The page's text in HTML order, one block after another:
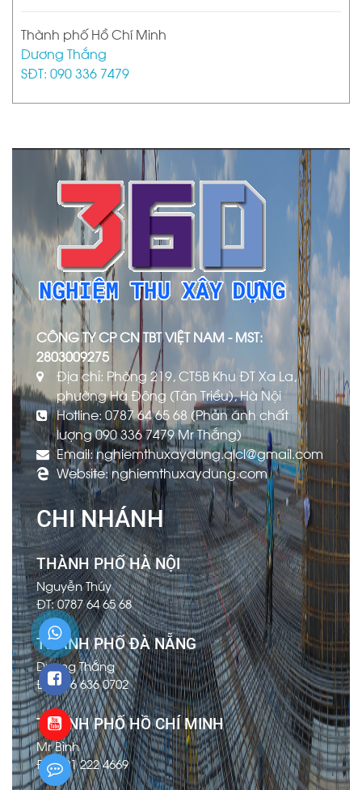
Thành phố Hồ Chí Minh
Dương Thắng
SĐT: 090 336 7479
CÔNG TY CP CN TBT VIỆT NAM - MST:
2803009275
Địa chỉ: Phòng 219, CT5B Khu ĐT Xa La,
phường Hà Đông (Tân Triều), Hà Nội
Hotline: 0787 64 65 68 (Phản ánh chất
lượng 090 336 7479 Mr Thắng)
Email: nghiemthuxaydung.qlcl@gmail.com
Website: nghiemthuxaydung.com
CHI NHÁNH
THÀNH PHỐ HÀ NỘI
Nguyễn Thúy
ĐT: 0787 64 65 68
THÀNH PHỐ ĐÀ NẴNG
Dương Thắng
ĐT: 096 636 0702
THÀNH PHỐ HỒ CHÍ MINH
Mr Bình
ĐT: 091 222 4669